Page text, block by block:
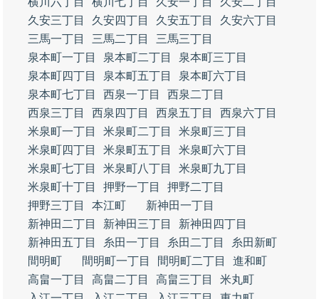
久安三丁目
久安四丁目 久安五丁目
久安六丁目
三馬一丁目
三馬二丁目
三馬三丁目
泉本町一丁目
泉本町二丁目
泉本町三丁目
泉本町四丁目
泉本町五丁目
泉本町六丁目
泉本町七丁目
西泉一丁目
西泉二丁目
西泉三丁目
西泉四丁目 西泉五丁目
西泉六丁目
米泉町一丁目
米泉町二丁目
米泉町三丁目
米泉町四丁目
米泉町五丁目
米泉町六丁目
米泉町七丁目
米泉町八丁目
米泉町九丁目
米泉町十丁目
押野一丁目
押野二丁目
押野三丁目
本江町
新神田一丁目
新神田二丁目
新神田三丁目
新神田四丁目
新神田五丁目
糸田一丁目 糸田二丁目
糸田新町
間明町
間明町一丁目 間明町二丁目
進和町
高畠一丁目
高畠二丁目 高畠三丁目
米丸町